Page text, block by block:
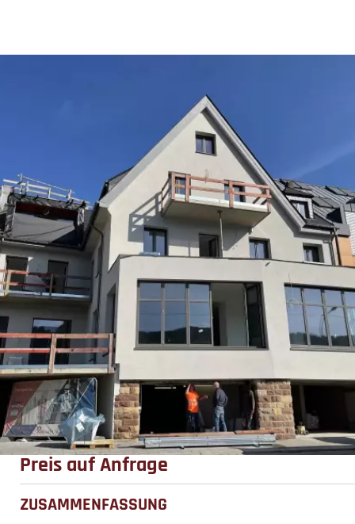
Preis auf Anfrage
ZUSAMMENFASSUNG